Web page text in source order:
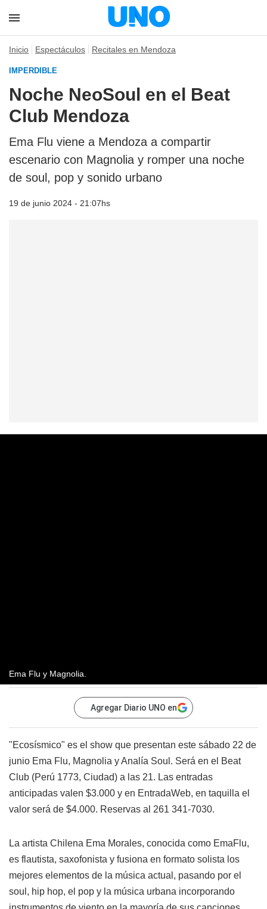
Inicio Espectáculos Recitales en Mendoza
IMPERDIBLE
Noche NeoSoul en el Beat
Club Mendoza
Ema Flu viene a Mendoza a compartir
escenario con Magnolia y romper una noche
de soul, pop y sonido urbano
19 de junio 2024 - 21:07hs
Ema Flu y Magnolia.
Agregar Diario UNO en
"Ecosísmico" es el show que presentan este sábado 22 de
junio Ema Flu, Magnolia y Analía Soul. Será en el Beat
Club (Perú 1773, Ciudad) a las 21. Las entradas
anticipadas valen $3.000 y en EntradaWeb, en taquilla el
valor será de $4.000. Reservas al 261 341-7030.
La artista Chilena Ema Morales, conocida como EmaFlu,
es flautista, saxofonista y fusiona en formato solista los
mejores elementos de la música actual, pasando por el
soul, hip hop, el pop y la música urbana incorporando